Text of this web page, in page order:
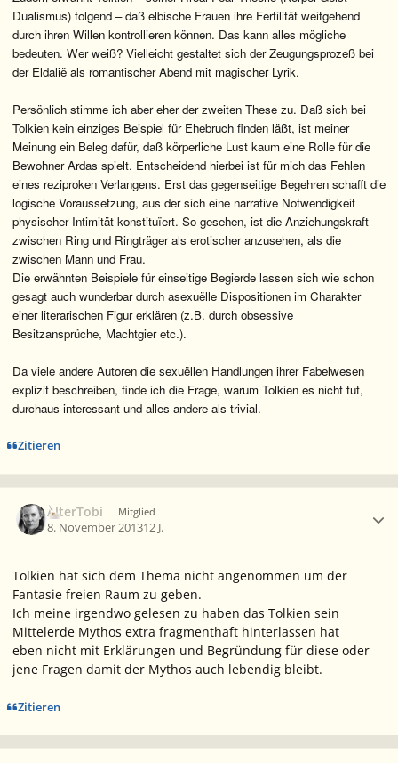
Dualismus) folgend – daß elbische Frauen ihre Fertilität weitgehend
durch ihren Willen kontrollieren können. Das kann alles mögliche
bedeuten. Wer weiß? Vielleicht gestaltet sich der Zeugungsprozeß bei
der Eldalië als romantischer Abend mit magischer Lyrik.
Persönlich stimme ich aber eher der zweiten These zu. Daß sich bei
Tolkien kein einziges Beispiel für Ehebruch finden läßt, ist meiner
Meinung ein Beleg dafür, daß körperliche Lust kaum eine Rolle für die
Bewohner Ardas spielt. Entscheidend hierbei ist für mich das Fehlen
eines reziproken Verlangens. Erst das gegenseitige Begehren schafft die
logische Voraussetzung, aus der sich eine narrative Notwendigkeit
physischer Intimität konstituïert. So gesehen, ist die Anziehungskraft
zwischen Ring und Ringträger als erotischer anzusehen, als die
zwischen Mann und Frau.
Die erwähnten Beispiele für einseitige Begierde lassen sich wie schon
gesagt auch wunderbar durch asexuëlle Dispositionen im Charakter
einer literarischen Figur erklären (z.B. durch obsessive
Besitzansprüche, Machtgier etc.).
Da viele andere Autoren die sexuëllen Handlungen ihrer Fabelwesen
explizit beschreiben, finde ich die Frage, warum Tolkien es nicht tut,
durchaus interessant und alles andere als trivial.
Zitieren
AlterTobi Mitglied
8. November 201312 J.
Tolkien hat sich dem Thema nicht angenommen um der
Fantasie freien Raum zu geben.
Ich meine irgendwo gelesen zu haben das Tolkien sein
Mittelerde Mythos extra fragmenthaft hinterlassen hat
eben nicht mit Erklärungen und Begründung für diese oder
jene Fragen damit der Mythos auch lebendig bleibt.
Zitieren